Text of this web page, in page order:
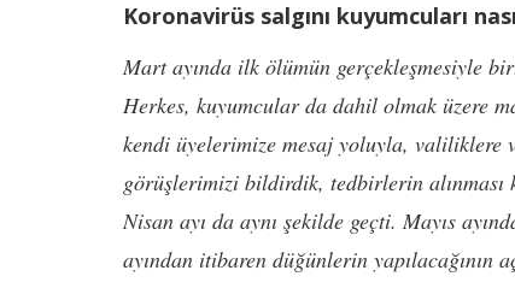
Koronavirüs salgını kuyumcuları
Mart ayında ilk ölümün gerçekleşmesiyle
Herkes, kuyumcular da dahil olmak üzere
kendi üyelerimize mesaj yoluyla, valiliklere
görüşlerimizi bildirdik, tedbirlerin alınması
Nisan ayı da aynı şekilde geçti. Mayıs
ayından itibaren düğünlerin yapılacağının